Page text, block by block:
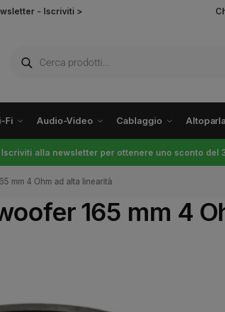
- Iscriviti >
Fi Audio-Video Cablaggio
Iscriviti alla newsletter per ottenere uno sconto del
mm 4 Ohm ad alta linearità
165 mm 4